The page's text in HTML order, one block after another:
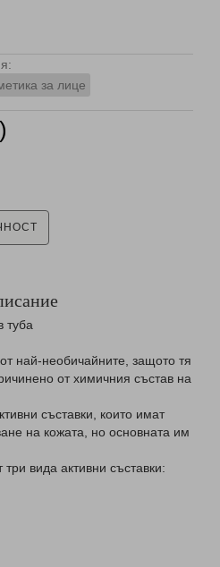
за лице
туба
най-необичайните, защото тя
от химичния състав на
съставки, които имат
на кожата, но основната им
вида активни съставки: